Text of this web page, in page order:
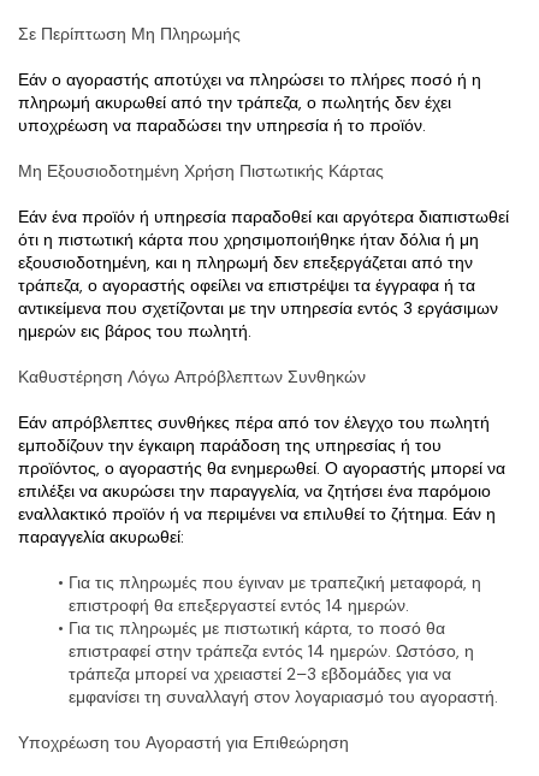
Σε Περίπτωση Μη Πληρωμής
Εάν ο αγοραστής αποτύχει να πληρώσει το πλήρες ποσό ή η
πληρωμή ακυρωθεί από την τράπεζα, ο πωλητής δεν έχει
υποχρέωση να παραδώσει την υπηρεσία ή το προϊόν.
Μη Εξουσιοδοτημένη Χρήση Πιστωτικής Κάρτας
Εάν ένα προϊόν ή υπηρεσία παραδοθεί και αργότερα διαπιστωθεί
ότι η πιστωτική κάρτα που χρησιμοποιήθηκε ήταν δόλια ή μη
εξουσιοδοτημένη, και η πληρωμή δεν επεξεργάζεται από την
τράπεζα, ο αγοραστής οφείλει να επιστρέψει τα έγγραφα ή τα
αντικείμενα που σχετίζονται με την υπηρεσία εντός 3 εργάσιμων
ημερών εις βάρος του πωλητή.
Καθυστέρηση Λόγω Απρόβλεπτων Συνθηκών
Εάν απρόβλεπτες συνθήκες πέρα από τον έλεγχο του πωλητή
εμποδίζουν την έγκαιρη παράδοση της υπηρεσίας ή του
προϊόντος, ο αγοραστής θα ενημερωθεί. Ο αγοραστής μπορεί να
επιλέξει να ακυρώσει την παραγγελία, να ζητήσει ένα παρόμοιο
εναλλακτικό προϊόν ή να περιμένει να επιλυθεί το ζήτημα. Εάν η
παραγγελία ακυρωθεί:
Για τις πληρωμές που έγιναν με τραπεζική μεταφορά, η
επιστροφή θα επεξεργαστεί εντός 14 ημερών.
Για τις πληρωμές με πιστωτική κάρτα, το ποσό θα
επιστραφεί στην τράπεζα εντός 14 ημερών. Ωστόσο, η
τράπεζα μπορεί να χρειαστεί 2–3 εβδομάδες για να
εμφανίσει τη συναλλαγή στον λογαριασμό του αγοραστή.
Υποχρέωση του Αγοραστή για Επιθεώρηση